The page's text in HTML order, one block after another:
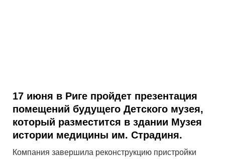
17 июня в Риге пройдет презентация
помещений будущего Детского музея,
который разместится в здании Музея
истории медицины им. Страдиня.
Компания завершила реконструкцию пристройки